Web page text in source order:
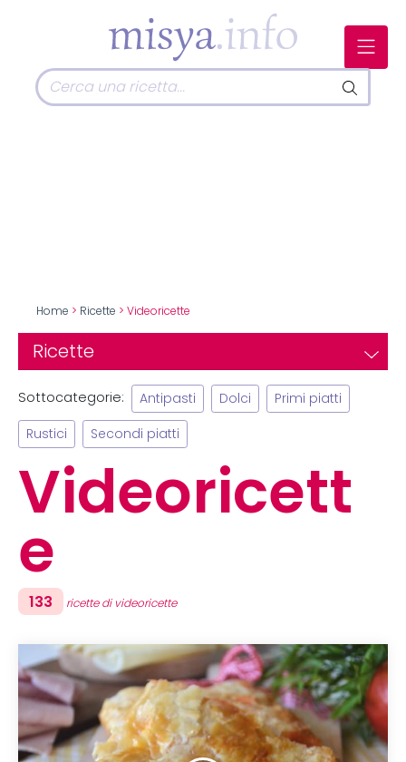
Home > Ricette > Videoricette
Ricette
Sottocategorie: Antipasti Dolci Primi piatti
Rustici Secondi piatti
Videoricett
e
133 ricette di videoricette